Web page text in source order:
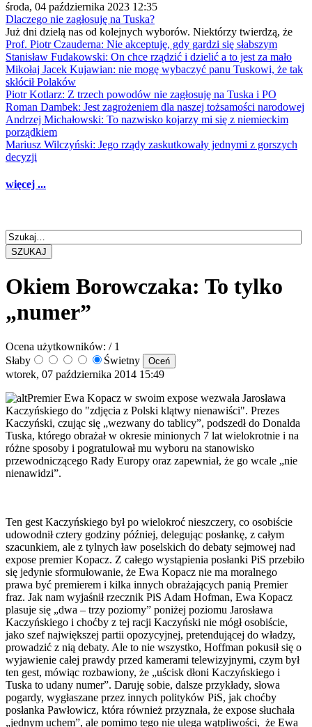
środa, 04 października 2023 12:35
Dlaczego nie zagłosuję na Tuska?
Już dni dzielą nas od kolejnych wyborów. Niektórzy twierdzą, że
Prof. Piotr Czauderna: Nie akceptuję, gdy gardzi się słabszym
Stanisław Fudakowski: On chce rządzić i dzielić a to jest za mało
Mikołaj Jacek Kujawian: nie mogę wybaczyć panu Tuskowi, że tak
skłócił Polaków
Piotr Kotlarz: Z trzech powodów nie zagłosuję na Tuska i PO
Roman Dambek: Jest zagrożeniem dla naszej tożsamości narodowej
Andrzej Michałowski: To nazwisko kojarzy mi się z niemieckim
porządkiem
Mariusz Wilczyński: Jego rządy zaskutkowały jednymi z gorszych
decyzji
więcej ...
SZUKAJ
Okiem Borowczaka: To tylko
„numer”
Ocena użytkowników: / 1
Słaby
Świetny
wtorek, 07 października 2014 15:49
Premier Ewa Kopacz w swoim expose wezwała Jarosława
Kaczyńskiego do "zdjęcia z Polski klątwy nienawiści". Prezes
Kaczyński, czując się „wezwany do tablicy”, podszedł do Donalda
Tuska, którego obrażał w okresie minionych 7 lat wielokrotnie i na
różne sposoby i pogratulował mu wyboru na stanowisko
przewodniczącego Rady Europy oraz zapewniał, że go wcale „nie
nienawidzi”.
Ten gest Kaczyńskiego był po wielokroć nieszczery, co osobiście
udowodnił cztery godziny później, delegując posłankę, z całym
szacunkiem, ale z tylnych ław poselskich do debaty sejmowej nad
expose premier Kopacz. Z całego wystąpienia posłanki PiS przebiło
się jedynie sformułowanie, że Ewa Kopacz nie ma moralnego
prawa być premierem i kilka innych obrażających panią Premier
fraz. Jak nam wyjaśnił rzecznik PiS Adam Hofman, Ewa Kopacz
plasuje się „dwa – trzy poziomy” poniżej poziomu Jarosława
Kaczyńskiego i choćby z tej racji Kaczyński nie mógł osobiście,
jako szef największej partii opozycyjnej, pretendującej do władzy,
prowadzić z nią debaty. Ale to nie wszystko, Hoffman pokusił się o
wyjawienie całej prawdy przed kamerami telewizyjnymi, czym był
ten gest, mówiąc rozbawiony, że „uścisk dłoni Kaczyńskiego i
Tuska to udany numer”. Daruję sobie, dalsze przykłady, słowa
pogardy, wygłaszane przez innych polityków PiS, jak choćby
posłanka Pawłowicz, która również przyznała, że expose słuchała
„jednym uchem”, ale pomimo tego nie ulega wątpliwości, że Ewa